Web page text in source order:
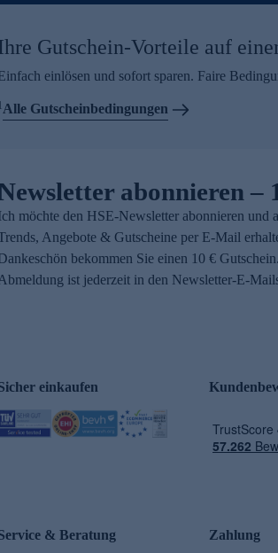
Gutschein-Vorteile auf
einlösen und sofort sparen. Faire
Alle Gutscheinbedingungen
abonnieren –
möchte den HSE-Newsletter abonnieren und
Angebote & Gutscheine per E-Mail
bekommen Sie einen 10 €
ist jederzeit in den Newsletter-E-
einkaufen
& Beratung Zahlung